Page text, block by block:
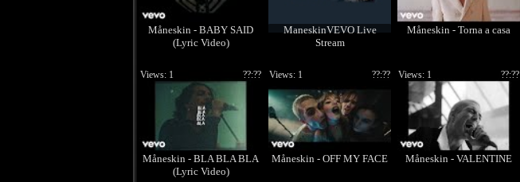
Måneskin - BABY SAID
(Lyric Video)
ManeskinVEVO Live
Stream
Måneskin - Torna a casa
Måneskin - BLA BLA BLA
(Lyric Video)
??:??
Views: 1
Måneskin - OFF MY FACE
??:??
Views: 1
Måneskin - VALENTINE
??:??
Views: 1